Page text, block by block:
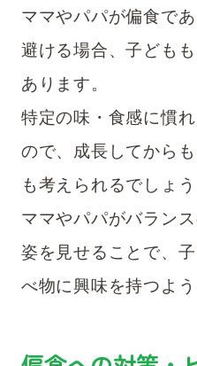
ママやパパが偏食で
避ける場合、子ども
あります。
特定の味・食感に慣
ので、成長してから
も考えられるでしょう
ママやパパがバラン
姿を見せることで、
べ物に興味を持つよう